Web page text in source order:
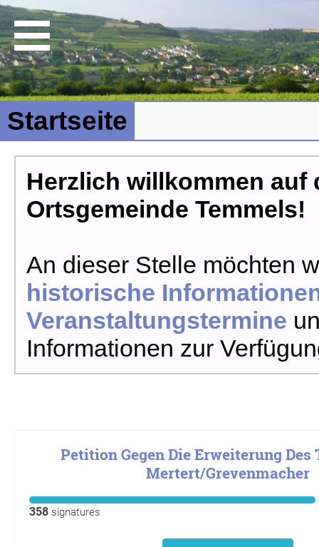
Startseite
Herzlich willkommen auf
Ortsgemeinde Temmels!
An dieser Stelle möchten
historische
Veranstaltungstermine
Informationen zur
Petition Gegen Die Erweiterung Des
Mertert/Grevenmacher
358 signatures